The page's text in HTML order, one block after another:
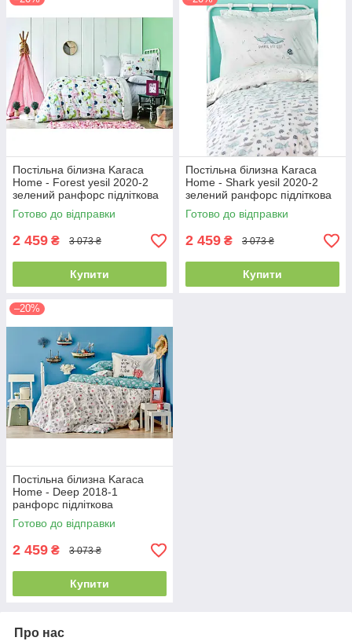
Постільна білизна Karaca
Home - Forest yesil 2020-2
зелений ранфорс підліткова
Готово до відправки
2 459 ₴ 3 073 ₴
Купити
Постільна білизна Karaca
Home - Shark yesil 2020-2
зелений ранфорс підліткова
Готово до відправки
2 459 ₴ 3 073 ₴
Купити
–20%
Постільна білизна Karaca
Home - Deep 2018-1
ранфорс підліткова
(простирадло 160х240 см)
Готово до відправки
2 459 ₴ 3 073 ₴
Купити
Про нас